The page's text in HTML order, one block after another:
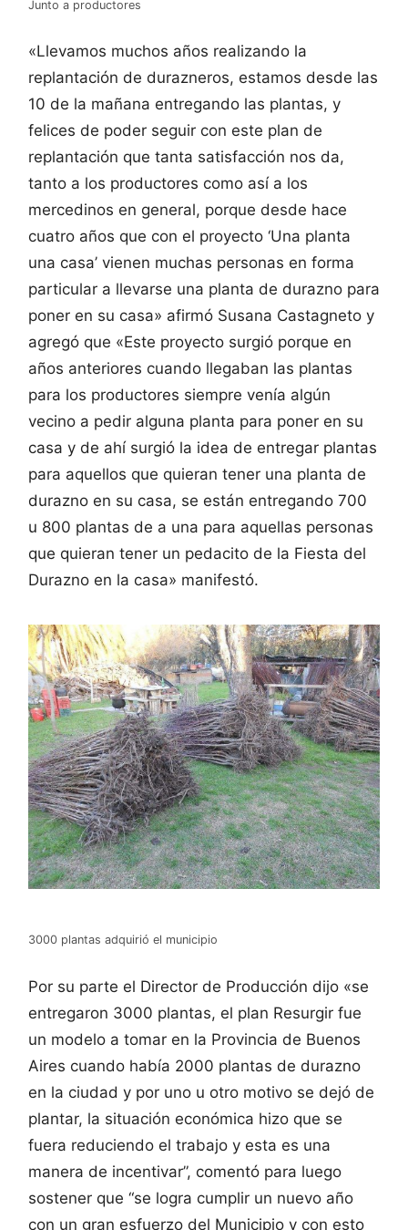
Junto a productores
«Llevamos muchos años realizando la
replantación de durazneros, estamos desde las
10 de la mañana entregando las plantas, y
felices de poder seguir con este plan de
replantación que tanta satisfacción nos da,
tanto a los productores como así a los
mercedinos en general, porque desde hace
cuatro años que con el proyecto ‘Una planta
una casa’ vienen muchas personas en forma
particular a llevarse una planta de durazno para
poner en su casa» afirmó Susana Castagneto y
agregó que «Este proyecto surgió porque en
años anteriores cuando llegaban las plantas
para los productores siempre venía algún
vecino a pedir alguna planta para poner en su
casa y de ahí surgió la idea de entregar plantas
para aquellos que quieran tener una planta de
durazno en su casa, se están entregando 700
u 800 plantas de a una para aquellas personas
que quieran tener un pedacito de la Fiesta del
Durazno en la casa» manifestó.
3000 plantas adquirió el municipio
Por su parte el Director de Producción dijo «se
entregaron 3000 plantas, el plan Resurgir fue
un modelo a tomar en la Provincia de Buenos
Aires cuando había 2000 plantas de durazno
en la ciudad y por uno u otro motivo se dejó de
plantar, la situación económica hizo que se
fuera reduciendo el trabajo y esta es una
manera de incentivar”, comentó para luego
sostener que “se logra cumplir un nuevo año
con un gran esfuerzo del Municipio y con esto